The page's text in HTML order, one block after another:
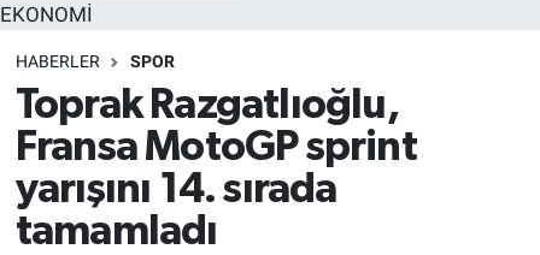
EKONOMİ
HABERLER SPOR
Toprak Razgatlıoğlu,
Fransa MotoGP sprint
yarışını 14. sırada
tamamladı